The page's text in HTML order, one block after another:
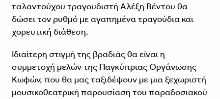
ταλαντούχου τραγουδιστή Αλέξη Βέντου θα
δώσει τον ρυθμό με αγαπημένα τραγούδια και
χορευτική διάθεση.
Ιδιαίτερη στιγμή της βραδιάς θα είναι η
συμμετοχή μελών της Παγκύπριας Οργάνωσης
Κωφών, που θα μας ταξιδέψουν με μια ξεχωριστή
μουσικοθεατρική παρουσίαση του παραδοσιακού